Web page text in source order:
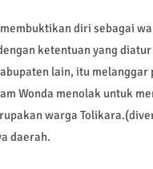
diri sebagai
ketentuan yang
lain, itu
Wonda menolak untuk
warga
daerah.